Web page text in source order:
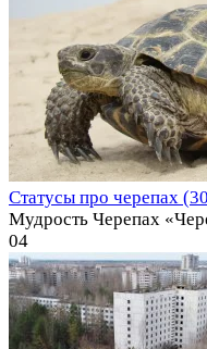
Статусы про черепах
Мудрость Черепах
04